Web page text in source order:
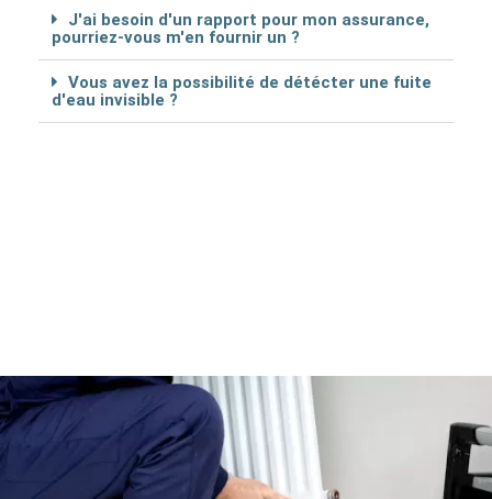
J'ai besoin d'un rapport pour mon assurance,
pourriez-vous m'en fournir un ?
Vous avez la possibilité de détécter une fuite
d'eau invisible ?